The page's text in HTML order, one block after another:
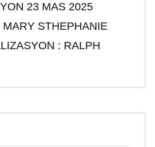
23 MAS 2025
STHEPHANIE
: RALPH